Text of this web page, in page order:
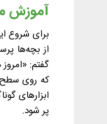
آموزش
برای شروع
از بچه‌ها
گفتم:
که روی سطح
ابزارهای
پر شود.